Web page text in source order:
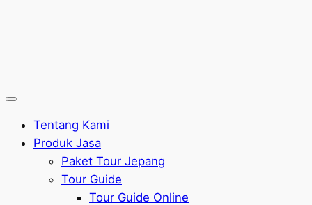
Tentang Kami
Produk Jasa
Paket Tour Jepang
Tour Guide
Tour Guide Online